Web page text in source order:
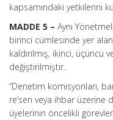
kapsamındaki yetkilerini
MADDE 5 – Aynı
birinci cümlesinde yer
kaldırılmış, ikinci, üçüncü
değiştirilmiştir.
“Denetim komisyonları,
re’sen veya ihbar
üyelerinin öncelikli